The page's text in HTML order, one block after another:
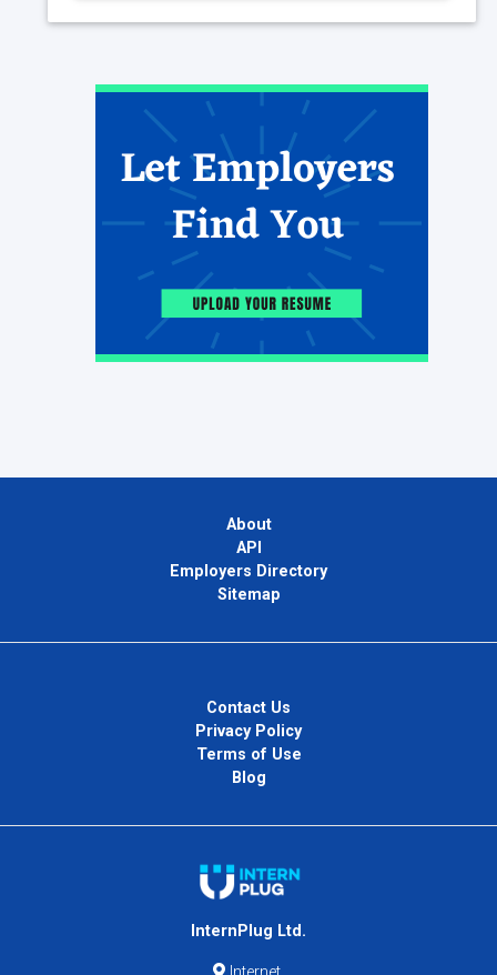
About
API
Employers Directory
Sitemap
Contact Us
Privacy Policy
Terms of Use
Blog
InternPlug Ltd.